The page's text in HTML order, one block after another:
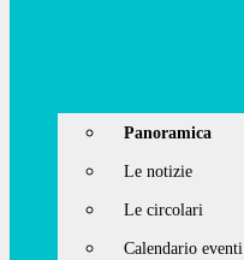
Panoramica
Le notizie
Le circolari
Calendario eventi